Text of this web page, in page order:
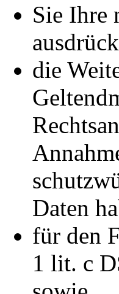
Sie Ihre
die
Daten
für den
1 lit. c